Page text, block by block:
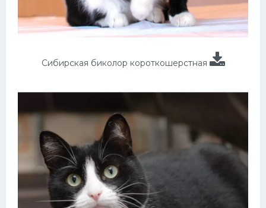
Сибирская биколор короткошерстная